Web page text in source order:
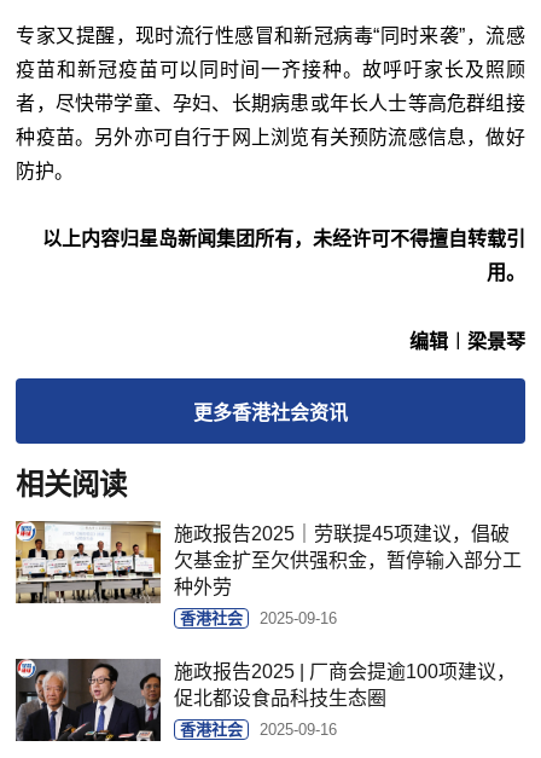
专家又提醒，现时流行性感冒和新冠病毒“同时来袭”，流感
疫苗和新冠疫苗可以同时间一齐接种。故呼吁家长及照顾
者，尽快带学童、孕妇、长期病患或年长人士等高危群组接
种疫苗。另外亦可自行于网上浏览有关预防流感信息，做好
防护。
以上内容归星岛新闻集团所有，未经许可不得擅自转载引
用。
编辑︱梁景琴
更多香港社会资讯
相关阅读
施政报告2025｜劳联提45项建议，倡破
欠基金扩至欠供强积金，暂停输入部分工
种外劳
香港社会 2025-09-16
施政报告2025 | 厂商会提逾100项建议，
促北都设食品科技生态圈
香港社会 2025-09-16